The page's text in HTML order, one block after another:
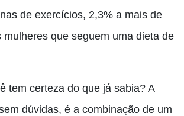
de exercícios, 2,3% a mais de
mulheres que seguem uma dieta de
tem certeza do que já sabia? A
dúvidas, é a combinação de um